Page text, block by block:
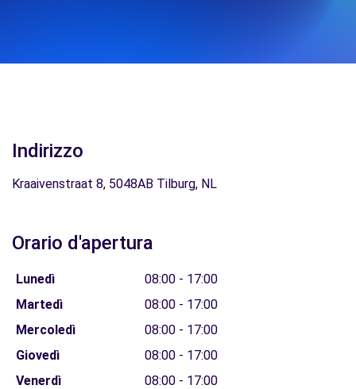
Indirizzo
Kraaivenstraat 8, 5048AB Tilburg, NL
Orario d'apertura
Lunedì
08:00 - 17:00
Martedì
08:00 - 17:00
Mercoledì
08:00 - 17:00
Giovedì
08:00 - 17:00
Venerdì
08:00 - 17:00